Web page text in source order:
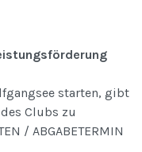
starten, gibt
Clubs zu
/ ABGABETERMIN